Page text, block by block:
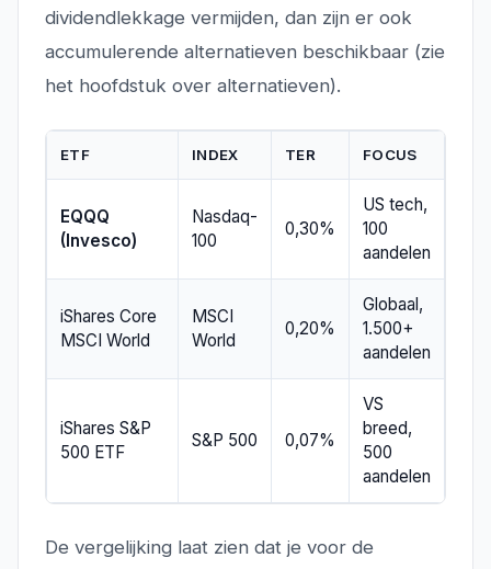
dividendlekkage vermijden, dan zijn er ook
accumulerende alternatieven beschikbaar (zie
het hoofdstuk over alternatieven).
ETF INDEX TER FOCUS
EQQQ
(Invesco)
Nasdaq-
100
0,30%
US tech,
100
aandelen
iShares Core
MSCI World
MSCI
World
0,20%
Globaal,
1.500+
aandelen
iShares S&P
500 ETF
S&P 500 0,07%
VS
breed,
500
aandelen
De vergelijking laat zien dat je voor de